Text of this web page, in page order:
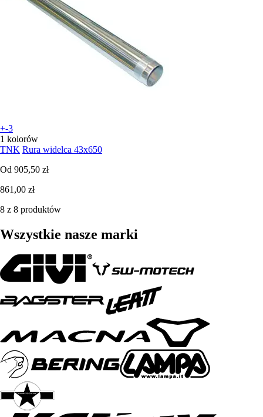
+-3
1 kolorów
TNK Rura widelca 43x650
Od 905,50 zł
861,00 zł
8 z 8 produktów
Wszystkie nasze marki